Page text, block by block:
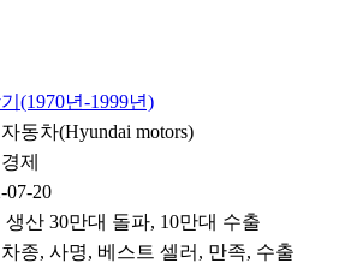
(1970년-1999년)
동차(Hyundai motors)
제
07-20
생산 30만대 돌파, 10만대 수출
종, 사명, 베스트 셀러, 만족, 수출